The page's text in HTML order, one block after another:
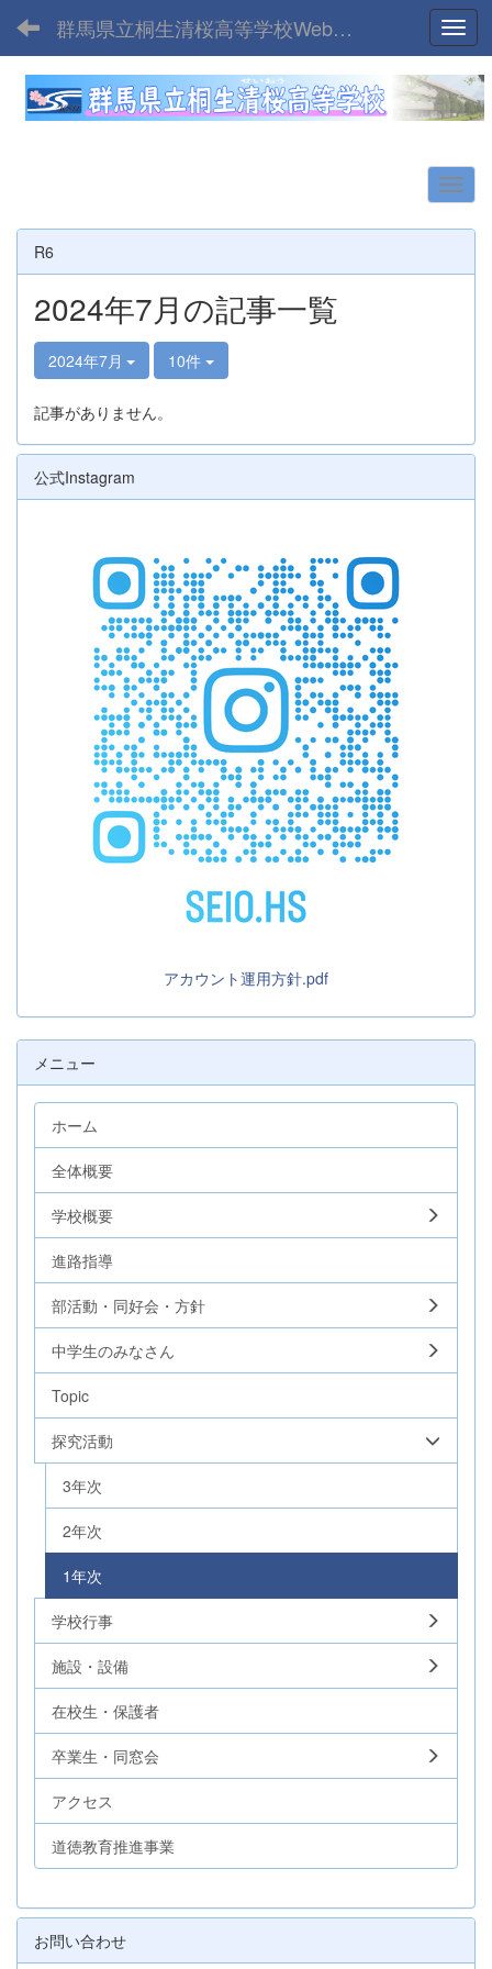
群馬県立桐生清桜高等学校Webサイト
R6
2024年7月の記事一覧
2024年7月 10件
記事がありません。
公式Instagram
アカウント運用方針.pdf
メニュー
ホーム
全体概要
学校概要
進路指導
部活動・同好会・方針
中学生のみなさん
Topic
探究活動
3年次
2年次
1年次
学校行事
施設・設備
在校生・保護者
卒業生・同窓会
アクセス
道徳教育推進事業
お問い合わせ